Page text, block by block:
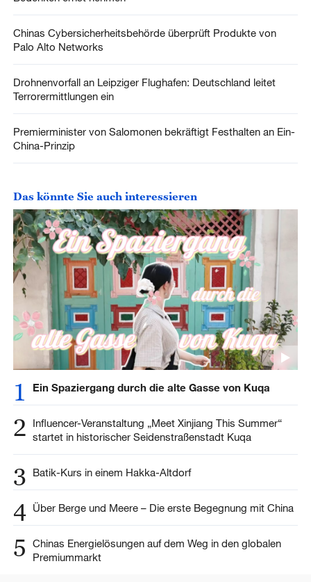
Chinas Cybersicherheitsbehörde überprüft Produkte von
Palo Alto Networks
Drohnenvorfall an Leipziger Flughafen: Deutschland leitet
Terrorermittlungen ein
Premierminister von Salomonen bekräftigt Festhalten an Ein-
China-Prinzip
Das könnte Sie auch interessieren
1 Ein Spaziergang durch die alte Gasse von Kuqa
2
Influencer-Veranstaltung „Meet Xinjiang This Summer“
startet in historischer Seidenstraßenstadt Kuqa
3 Batik-Kurs in einem Hakka-Altdorf
4 Über Berge und Meere – Die erste Begegnung mit China
5
Chinas Energielösungen auf dem Weg in den globalen
Premiummarkt